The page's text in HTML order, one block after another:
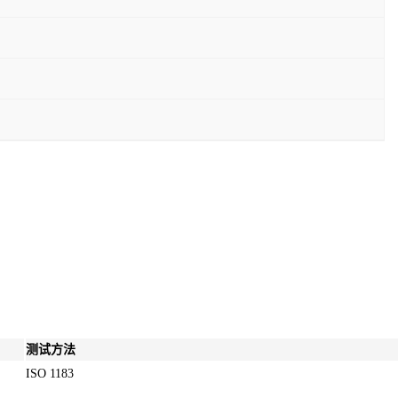
测试方法
ISO 1183